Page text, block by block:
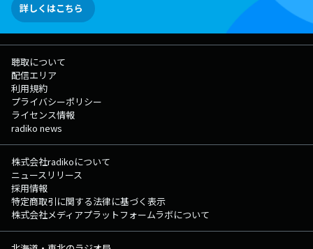
詳しくはこちら
聴取について
配信エリア
利用規約
プライバシーポリシー
ライセンス情報
radiko news
株式会社radikoについて
ニュースリリース
採用情報
特定商取引に関する法律に基づく表示
株式会社メディアプラットフォームラボについて